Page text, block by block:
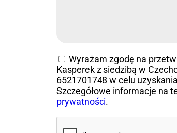
Wyrażam zgodę na
Kasperek z siedzibą w
6521701748 w celu
Szczegółowe informacje na
prywatności.